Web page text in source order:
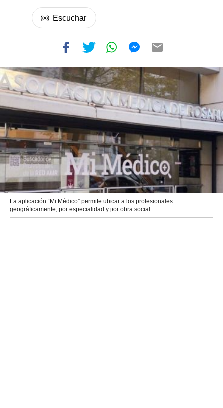
La aplicación “Mi Médico” permite ubicar a los profesionales
geográficamente, por especialidad y por obra social.